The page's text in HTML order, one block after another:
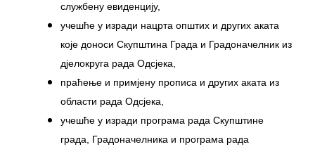
службену евиденцију,
учешће у изради нацрта општих и других аката
које доноси Скупштина Града и Градоначелник из
дјелокруга рада Одсјека,
праћење и примјену прописа и других аката из
области рада Одсјека,
учешће у изради програма рада Скупштине
града, Градоначелника и програма рада